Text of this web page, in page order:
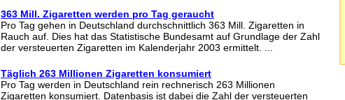
363 Mill. Zigaretten werden pro Tag geraucht
Pro Tag gehen in Deutschland durchschnittlich 363 Mill. Zigaretten in
Rauch auf. Dies hat das Statistische Bundesamt auf Grundlage der Zahl
der versteuerten Zigaretten im Kalenderjahr 2003 ermittelt. ...
Täglich 263 Millionen Zigaretten konsumiert
Pro Tag werden in Deutschland rein rechnerisch 263 Millionen
Zigaretten konsumiert. Datenbasis ist dabei die Zahl der versteuerten